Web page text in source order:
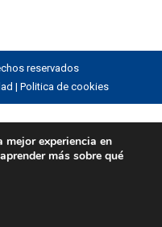
reservados
| Politica de cookies
experiencia en
más sobre qué